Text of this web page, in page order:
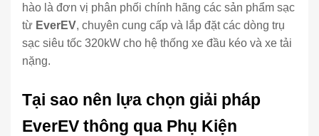
hào là đơn vị phân phối chính hãng các sản phẩm sạc
từ EverEV, chuyên cung cấp và lắp đặt các dòng trụ
sạc siêu tốc 320kW cho hệ thống xe đầu kéo và xe tải
nặng.
Tại sao nên lựa chọn giải pháp
EverEV thông qua Phụ Kiện